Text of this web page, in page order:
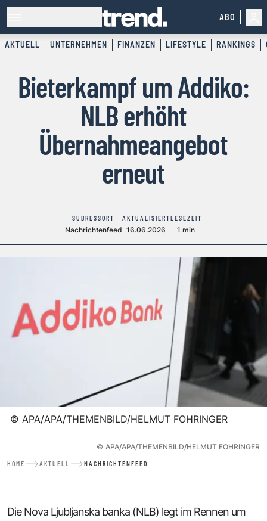
ABO
AKTUELL UNTERNEHMEN FINANZEN LIFESTYLE RANKINGS
Bieterkampf um Addiko:
NLB erhöht
Übernahmeangebot
erneut
SUBRESSORT
Nachrichtenfeed
AKTUALISIERT
16.06.2026
LESEZEIT
1 min
© APA/APA/THEMENBILD/HELMUT FOHRINGER
© APA/APA/THEMENBILD/HELMUT FOHRINGER
HOME AKTUELL NACHRICHTENFEED
Die Nova Ljubljanska banka (NLB) legt im Rennen um